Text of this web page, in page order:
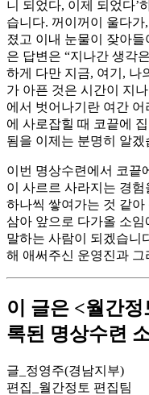
니 되었다, 이제 되었다’
습니다. 꺼이꺼이 울다
졌고 이내 눈물이 잦아
은 답변은 “지나간 생각
하게 다만 지금, 여기, 나
가 아픈 것은 시간이 지
에서 벗어나기란 여간
에 사로잡힐 때 코끝에
됨을 이제는 분명히 알겠
이번 명상수련에서 코끝
이 사르르 사라지는 경험
하나씩 쌓여가는 것 같
삼아 앞으로 다가올 소임
말하는 사람이 되겠습니
해 애써주신 운영진과
이 글은 <월간정
록된 명상수련
글_정영주(경남지부)
편집_월간정토 편집팀